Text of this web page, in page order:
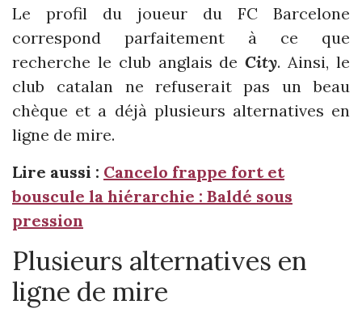
Le profil du joueur du FC Barcelone
correspond parfaitement à ce que
recherche le club anglais deCity. Ainsi, le
club catalan ne refuserait pas un beau
chèque et a déjà plusieurs alternatives en
ligne de mire.
Lire aussi : Cancelo frappe fort et
bouscule la hiérarchie : Baldé sous
pression
Plusieurs alternatives en
ligne de mire